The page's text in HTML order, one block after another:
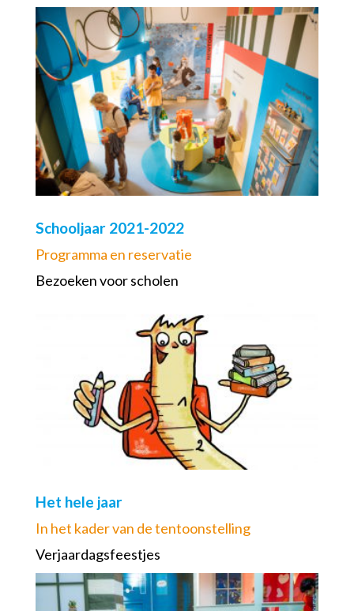
Schooljaar 2021-2022
Programma en reservatie
Bezoeken voor scholen
Het hele jaar
In het kader van de tentoonstelling
Verjaardagsfeestjes